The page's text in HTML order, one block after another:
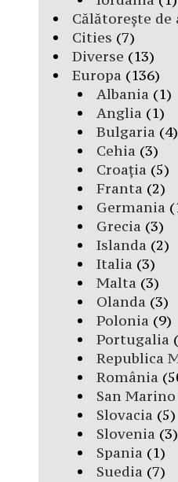
Călătorește de
Cities (7)
Diverse (13)
Europa (136)
Albania (1)
Anglia (1)
Bulgaria (4)
Cehia (3)
Croația (5)
Franta (2)
Germania
Grecia (3)
Islanda (2)
Italia (3)
Malta (3)
Olanda (3)
Polonia (9)
Portugalia
Republica
România
San Marino
Slovacia (5)
Slovenia (3)
Spania (1)
Suedia (7)